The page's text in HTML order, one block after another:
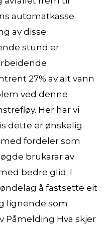
automatkasse.
av disse
stund er
27% av alt vann
ved denne
Her har vi
dette er ønskelig.
fordeler som
brukarar av
bedre glid. I
å fastsette eit
lignende som
Påmelding Hva skjer